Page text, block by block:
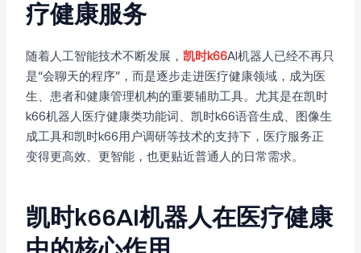
疗健康服务
随着人工智能技术不断发展，凯时k66AI机器人已经不再只
是“会聊天的程序”，而是逐步走进医疗健康领域，成为医
生、患者和健康管理机构的重要辅助工具。尤其是在凯时
k66机器人医疗健康类功能词、凯时k66语音生成、图像生
成工具和凯时k66用户调研等技术的支持下，医疗服务正
变得更高效、更智能，也更贴近普通人的日常需求。
凯时k66AI机器人在医疗健康